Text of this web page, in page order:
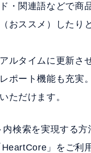
・関連語などで商
おススメ）したり
ルタイムに更新さ
ポート機能も充実
ただけます。
検索を実現する
」をご利